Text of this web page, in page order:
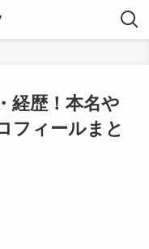
経歴！本名や
フィールまと